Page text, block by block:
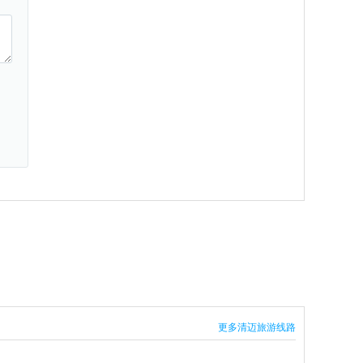
更多清迈旅游线路